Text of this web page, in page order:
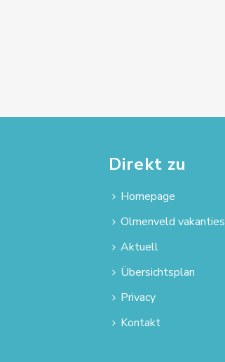
Direkt zu
Homepage
Olmenveld vakanties
Aktuell
Übersichtsplan
Privacy
Kontakt